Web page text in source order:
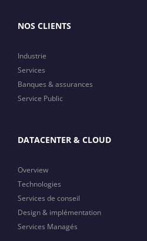
NOS CLIENTS
Industrie
Services
Banques & assurances
Service Public
DATACENTER & CLOUD
Overview
Technologies
Services de conseil
Design & implémentation
Services Managés